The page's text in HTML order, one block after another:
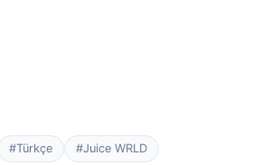
#Türkçe #Juice WRLD